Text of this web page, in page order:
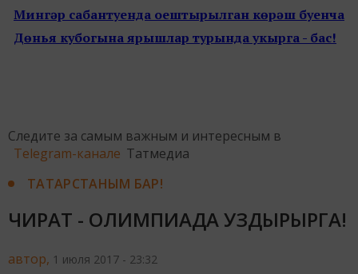
Мингәр сабантуенда оештырылган көрәш буенча
Дөнья кубогына ярышлар турында укырга - бас!
Следите за самым важным и интересным в
Telegram-канале Татмедиа
ТАТАРСТАНЫМ БАР!
ЧИРАТ - ОЛИМПИАДА УЗДЫРЫРГА!
автор, 1 июля 2017 - 23:32